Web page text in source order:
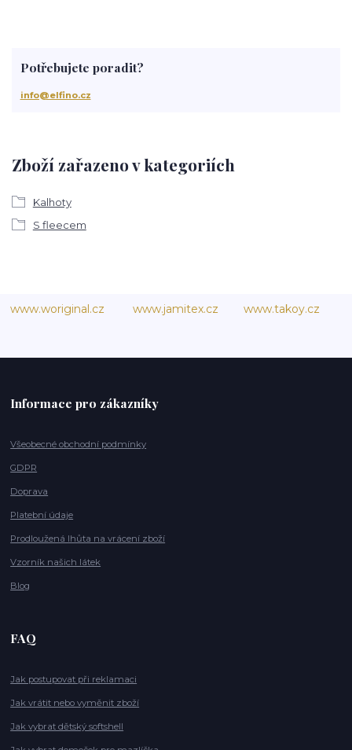
Zboží zařazeno v kategoriích
Kalhoty
S fleecem
Potřebujete poradit?
info@elfino.cz
www.woriginal.cz www.jamitex.cz www.takoy.cz
Informace pro zákazníky
Všeobecné obchodní podmínky
GDPR
Doprava
Platební údaje
Prodloužená lhůta na vrácení zboží
Vzorník našich látek
Blog
FAQ
Jak postupovat při reklamaci
Jak vrátit nebo vyměnit zboží
Jak vybrat dětský softshell